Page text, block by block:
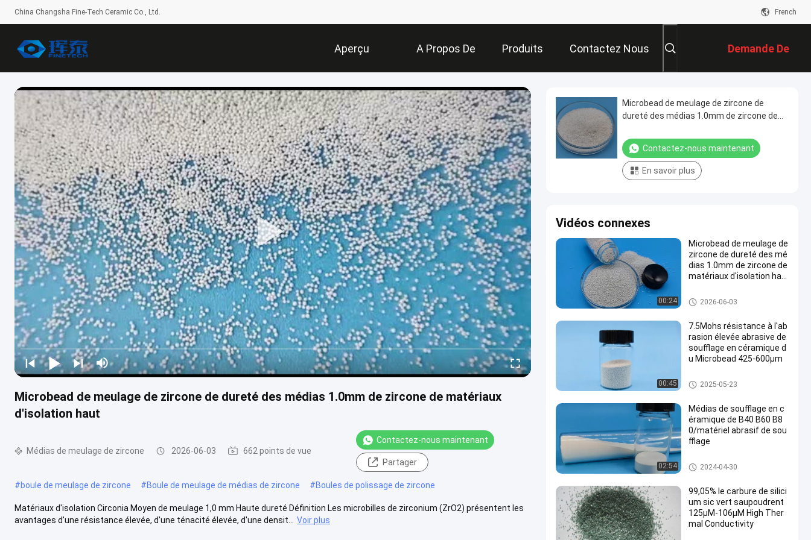
China Changsha Fine-Tech Ceramic Co., Ltd. French
Aperçu A Propos De
Nous
Produits Contactez Nous Demande De
Soumission
Microbead de meulage de zircone de dureté des médias 1.0mm de zircone de matériaux
d'isolation haut
Médias de meulage de zircone 2026-06-03 662 points de vue
Contactez-nous maintenant
Partager
#boule de meulage de zircone #Boule de meulage de médias de zircone #Boules de polissage de zircone
Matériaux d'isolation Circonia Moyen de meulage 1,0 mm Haute dureté Définition Les microbilles de zirconium (ZrO2) présentent les
avantages d'une résistance élevée, d'une ténacité élevée, d'une densit...
Voir plus
Microbead de meulage de zircone de
dureté des médias 1.0mm de zircone de
Contactez-nous maintenant
En savoir plus
Vidéos connexes
00:24
Microbead de meulage de
zircone de dureté des mé
dias 1.0mm de zircone de
matériaux d'isolation hau
Médias de meulage de zircone
2026-06-03
00:45
7.5Mohs résistance à l'ab
rasion élevée abrasive de
soufflage en céramique d
u Microbead 425-600μm
Abrasif de soufflage en cérami
que
2025-05-23
02:54
Médias de soufflage en c
éramique de B40 B60 B8
0/matériel abrasif de sou
fflage
Médias de soufflage en cérami
que
2024-04-30
99,05% le carbure de silici
um sic vert saupoudrent
125μM-106μM High Ther
mal Conductivity